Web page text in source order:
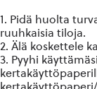
1. Pidä huolta
ruuhkaisia tiloja.
2. Älä koskettele
3. Pyyhi